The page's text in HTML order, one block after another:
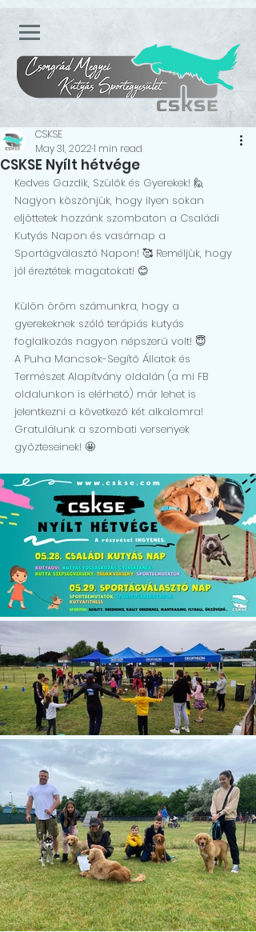
CSKSE Nyílt hétvége
CSKSE
May 31, 20221 min read
Kedves Gazdik, Szülők és Gyerekek! 🙋
Nagyon köszönjük, hogy ilyen sokan
eljöttetek hozzánk szombaton a Családi
Kutyás Napon és vasárnap a
Sportágválasztó Napon! 🥰 Reméljük, hogy
jól éreztétek magatokat! 😊
Külön öröm számunkra, hogy a
gyerekeknek szóló terápiás kutyás
foglalkozás nagyon népszerű volt! 😇
A Puha Mancsok-Segítő Állatok és
Természet Alapítvány oldalán (a mi FB
oldalunkon is elérhető) már lehet is
jelentkezni a következő két alkalomra!
Gratulálunk a szombati versenyek
győzteseinek! 🤩